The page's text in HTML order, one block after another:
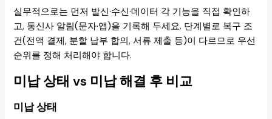
실무적으로는 먼저 발신·수신·데이터 각 기능을 직접 확인하
고, 통신사 알림(문자·앱)을 기록해 두세요. 단계별로 복구 조
건(전액 결제, 분할 납부 합의, 서류 제출 등)이 다르므로 우선
순위를 정해 처리해야 합니다.
미납 상태 vs 미납 해결 후 비교
미납 상태